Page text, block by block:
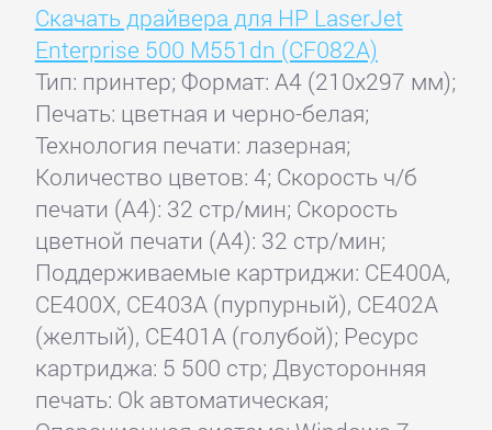
Скачать драйвера для HP LaserJet
Enterprise 500 M551dn (CF082A)
Тип: принтер; Формат: A4 (210x297 мм);
Печать: цветная и черно-белая;
Технология печати: лазерная;
Количество цветов: 4; Скорость ч/б
печати (А4): 32 стр/мин; Скорость
цветной печати (А4): 32 стр/мин;
Поддерживаемые картриджи: CE400A,
CE400X, CE403A (пурпурный), CE402A
(желтый), CE401A (голубой); Ресурс
картриджа: 5 500 стр; Двусторонняя
печать: Ok автоматическая;